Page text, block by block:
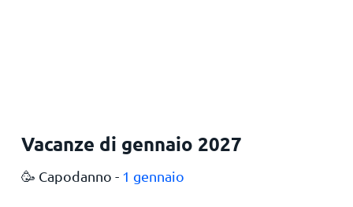
Vacanze di gennaio 2027
🥳 Capodanno - 1 gennaio